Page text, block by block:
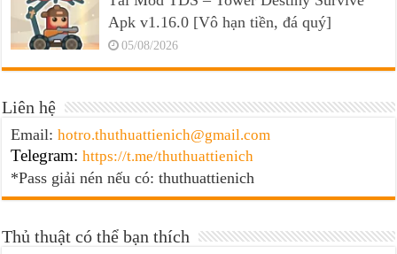
Apk v1.16.0 [Vô hạn tiền, đá quý]
05/08/2026
Liên hệ
Email:hotro.thuthuattienich@gmail.com
Telegram: https://t.me/thuthuattienich
*Pass giải nén nếu có: thuthuattienich
Thủ thuật có thể bạn thích